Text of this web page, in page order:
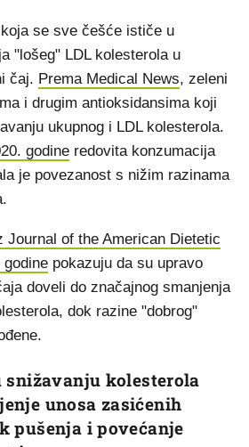
se sve češće ističe u
"lošeg" LDL kolesterola u
čaj. Prema Medical News, zeleni
i drugim antioksidansima koji
ukupnog i LDL kolesterola.
godine redovita konzumacija
je povezanost s nižim razinama
Journal of the American Dietetic
pokazuju da su upravo
doveli do značajnog smanjenja
dok razine "dobrog"
kolesterola
unosa zasićenih
pušenja i povećanje